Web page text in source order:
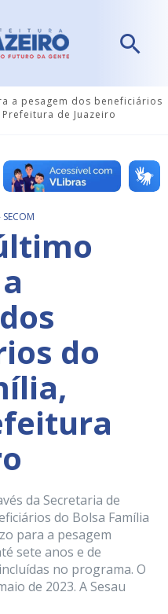
a pesagem dos beneficiários
de Juazeiro
do
da Secretaria de
do Bolsa Família
para a pesagem
sete anos e de
no programa. O
de 2023. A Sesau